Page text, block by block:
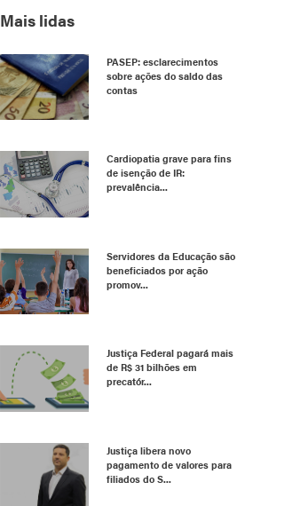
Mais lidas
PASEP: esclarecimentos
sobre ações do saldo das
contas
Cardiopatia grave para fins
de isenção de IR:
prevalência...
Servidores da Educação são
beneficiados por ação
promov...
Justiça Federal pagará mais
de R$ 31 bilhões em
precatór...
Justiça libera novo
pagamento de valores para
filiados do S...